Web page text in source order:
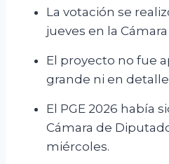
La votación se
jueves en la
El proyecto no fue
grande ni en
El PGE 2026 había
Cámara de
miércoles.